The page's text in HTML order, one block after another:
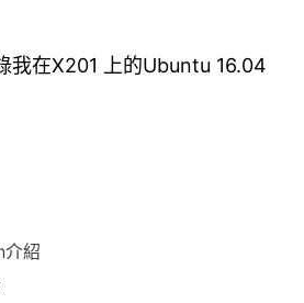
我在X201 上的Ubuntu 16.04
介紹